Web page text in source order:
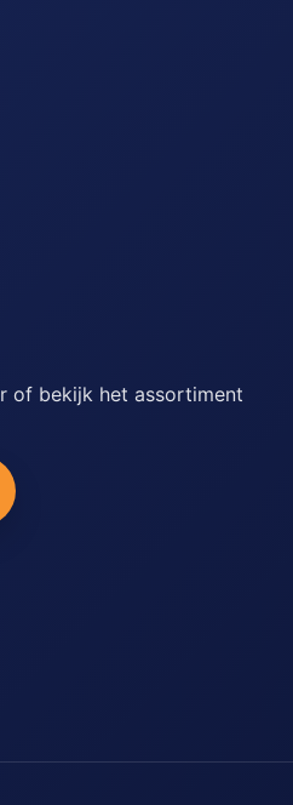
of bekijk het assortiment